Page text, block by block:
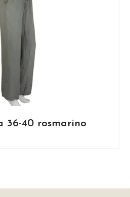
36-40 rosmarino